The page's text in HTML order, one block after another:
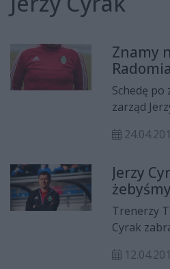
Znamy
Schedę
zarząd
Opaliński.
Jerzy
Trenerzy
Cyrak
Koszalin.